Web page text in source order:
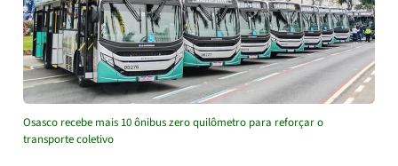
Osasco recebe mais 10 ônibus zero quilômetro para reforçar o
transporte coletivo